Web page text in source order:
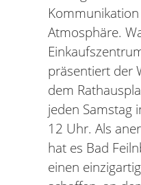
Atmosphäre.
präsentiert der
dem
jeden Samstag
12 Uhr. Als
hat es Bad
einen